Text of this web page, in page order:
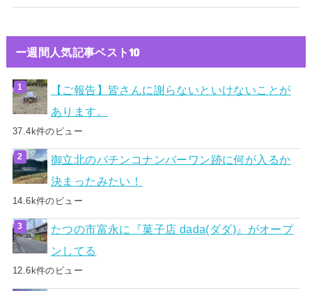
ー週間人気記事ベスト10
【ご報告】皆さんに謝らないといけないことが
あります。
37.4k件のビュー
御立北のパチンコナンバーワン跡に何が入るか
決まったみたい！
14.6k件のビュー
たつの市富永に『菓子店 dada(ダダ)』がオープ
ンしてる
12.6k件のビュー